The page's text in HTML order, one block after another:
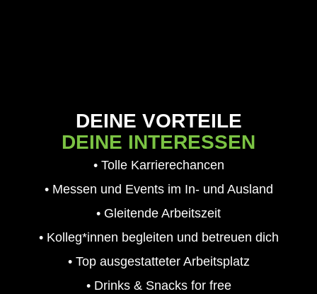
DEINE VORTEILE
DEINE INTERESSEN
• Tolle Karrierechancen
• Messen und Events im In- und Ausland
• Gleitende Arbeitszeit
• Kolleg*innen begleiten und betreuen dich
• Top ausgestatteter Arbeitsplatz
• Drinks & Snacks for free